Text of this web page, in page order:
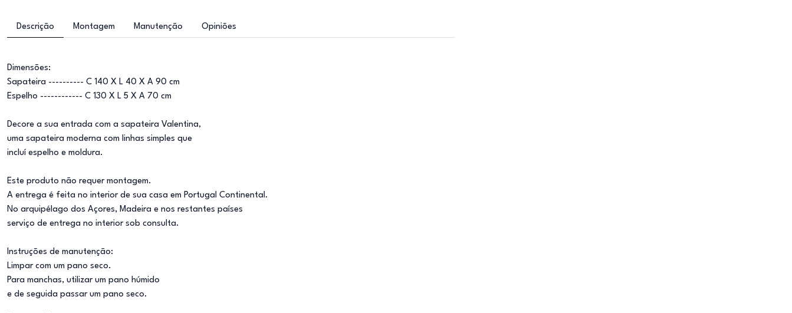
Descrição Montagem Manutenção Opiniões
Dimensões:
Sapateira ---------- C 140 X L 40 X A 90 cm
Espelho ------------ C 130 X L 5 X A 70 cm
Decore a sua entrada com a sapateira Valentina,
uma sapateira moderna com linhas simples que
incluí espelho e moldura.
Este produto não requer montagem.
A entrega é feita no interior de sua casa em Portugal Continental.
No arquipélago dos Açores, Madeira e nos restantes países
serviço de entrega no interior sob consulta.
Instruções de manutenção:
Limpar com um pano seco.
Para manchas, utilizar um pano húmido
e de seguida passar um pano seco.